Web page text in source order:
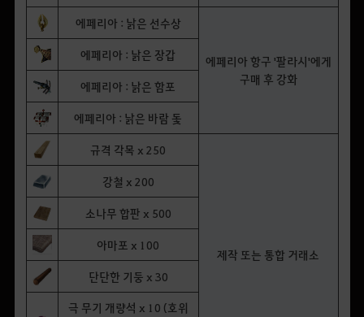
에페리아 : 낡은 선수상
에페리아 항구 '팔라시'에게
구매 후 강화
에페리아 : 낡은 장갑
에페리아 : 낡은 함포
에페리아 : 낡은 바람 돛
규격 각목 x 250
제작 또는 통합 거래소
강철 x 200
소나무 합판 x 500
아마포 x 100
단단한 기둥 x 30
극 무기 개량석 x 10 (호위